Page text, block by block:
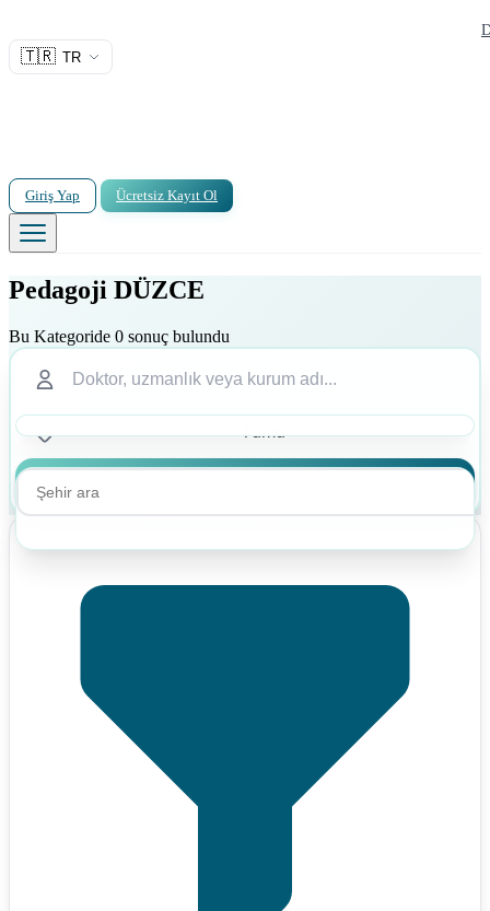
🇹🇷 TR
Giriş Yap Ücretsiz Kayıt Ol
Pedagoji DÜZCE
Bu Kategoride 0 sonuç bulundu